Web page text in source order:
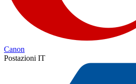
Canon
Postazioni IT